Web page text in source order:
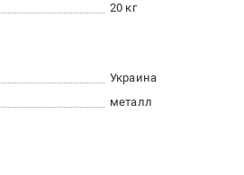
20 кг
Украина
металл